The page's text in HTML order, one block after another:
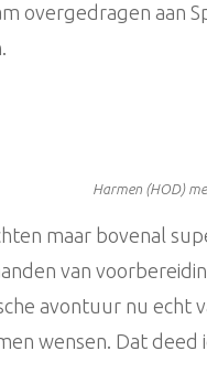
overgedragen aan
Harmen (HOD)
maar bovenal
van
avontuur nu echt
wensen. Dat